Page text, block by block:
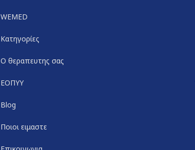
WEMED
Κατηγορίες
Ο θεραπευτης σας
ΕΟΠΥΥ
Blog
Ποιοι ειμαστε